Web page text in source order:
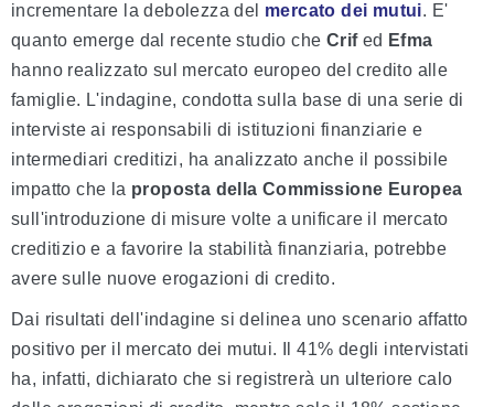
incrementare la debolezza del mercato dei mutui. E'
quanto emerge dal recente studio che Crifed Efma
hanno realizzato sul mercato europeo del credito alle
famiglie. L'indagine, condotta sulla base di una serie di
interviste ai responsabili di istituzioni finanziarie e
intermediari creditizi, ha analizzato anche il possibile
impatto che la proposta della Commissione Europea
sull'introduzione di misure volte a unificare il mercato
creditizio e a favorire la stabilità finanziaria, potrebbe
avere sulle nuove erogazioni di credito.
Dai risultati dell'indagine si delinea uno scenario affatto
positivo per il mercato dei mutui. Il 41% degli intervistati
ha, infatti, dichiarato che si registrerà un ulteriore calo